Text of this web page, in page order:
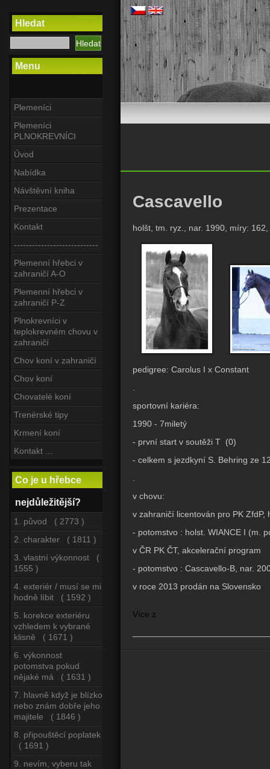
Hledat
Menu
Plemeníci
Plemeníci
PLNOKREVNÍCI
Úvod
Nabídka
Návštěvní kniha
Prezentace
Kontakt
----------------------------
Plemenní hřebci v
zahraničí A-O
Plemenní hřebci v
zahraničí P-Z
Plnokrevníci v
teplokrevném chovu v
zahraničí
Chov koní v zahraničí
Chov koní
Chovatelé koní
Trenérské tipy
Krmení koní
Kontakt ...
Co je u hřebce
nejdůležitější?
1. původ ( 2773 )
2. charakter ( 1811 )
3. vlastní výkonnost (
1555 )
4. exteriér / musí se mi
hodně líbit ( 1592 )
5. korekce exteriéru
vzhledem k vybrané
klisně ( 1671 )
6. výkonnost
potomstva pokud
nějaké má ( 1631 )
7. hlavně když je blízko
nebo znám dobře jeho
majitele ( 1846 )
8. připouštěcí poplatek
( 1691 )
9. nevím, vyberu tak
Cascavello
holšt, tm. ryz., nar. 1990, míry:
pedigree: Carolus I x Constant
sportovní kariéra:
1990 - 7miletý
- první start v soutěži T (0)
- celkem s jezdkyní S. Behring ze
v chovu:
v zahraničí licentován pro PK ZfdP,
- potomstvo : holst. WIANCE I (m.
v ČR PK ČT, akcelerační program
- potomstvo : Cascavello-B, nar.
v roce 2013 prodán na Slovensko
Více z